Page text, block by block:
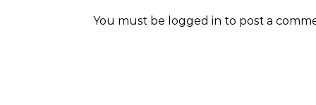
You must be logged in to post a